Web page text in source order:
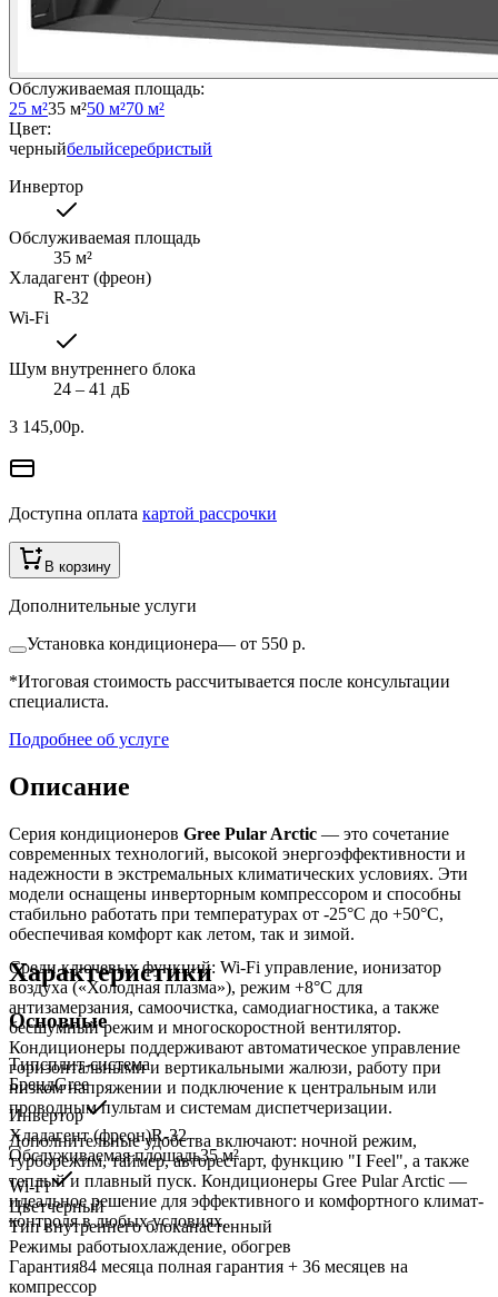
Обслуживаемая площадь:
25 м²35 м²50 м²70 м²
Цвет:
черныйбелыйсеребристый
Инвертор
Обслуживаемая площадь
35 м²
Хладагент (фреон)
R-32
Wi-Fi
Шум внутреннего блока
24 ‒ 41 дБ
3 145,00р.
Доступна оплата картой рассрочки
В корзину
Дополнительные услуги
Установка кондиционера— от 550 р.
*Итоговая стоимость рассчитывается после консультации
специалиста.
Подробнее об услуге
Описание
Серия кондиционеров Gree Pular Arctic — это сочетание
современных технологий, высокой энергоэффективности и
надежности в экстремальных климатических условиях. Эти
модели оснащены инверторным компрессором и способны
стабильно работать при температурах от -25°C до +50°C,
обеспечивая комфорт как летом, так и зимой.
Среди ключевых функций: Wi-Fi управление, ионизатор
воздуха («Холодная плазма»), режим +8°C для
антизамерзания, самоочистка, самодиагностика, а также
бесшумный режим и многоскоростной вентилятор.
Кондиционеры поддерживают автоматическое управление
горизонтальными и вертикальными жалюзи, работу при
низком напряжении и подключение к центральным или
проводным пультам и системам диспетчеризации.
Дополнительные удобства включают: ночной режим,
турборежим, таймер, авторестарт, функцию "I Feel", а также
теплый и плавный пуск. Кондиционеры Gree Pular Arctic —
идеальное решение для эффективного и комфортного климат-
контроля в любых условиях.
Характеристики
Основные
Типсплит-система
БрендGree
Инвертор
Хладагент (фреон)R-32
Обслуживаемая площадь35м²
Wi-Fi
Цветчерный
Тип внутреннего блоканастенный
Режимы работыохлаждение, обогрев
Гарантия84 месяца полная гарантия + 36 месяцев на
компрессор